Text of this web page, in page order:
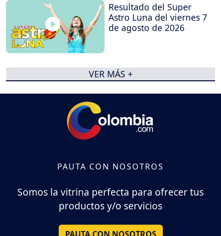
Resultado del Super
Astro Luna del viernes 7
de agosto de 2026
VER MÁS +
PAUTA CON NOSOTROS
Somos la vitrina perfecta para ofrecer tus
productos y/o servicios
PAUTA CON NOSOTROS